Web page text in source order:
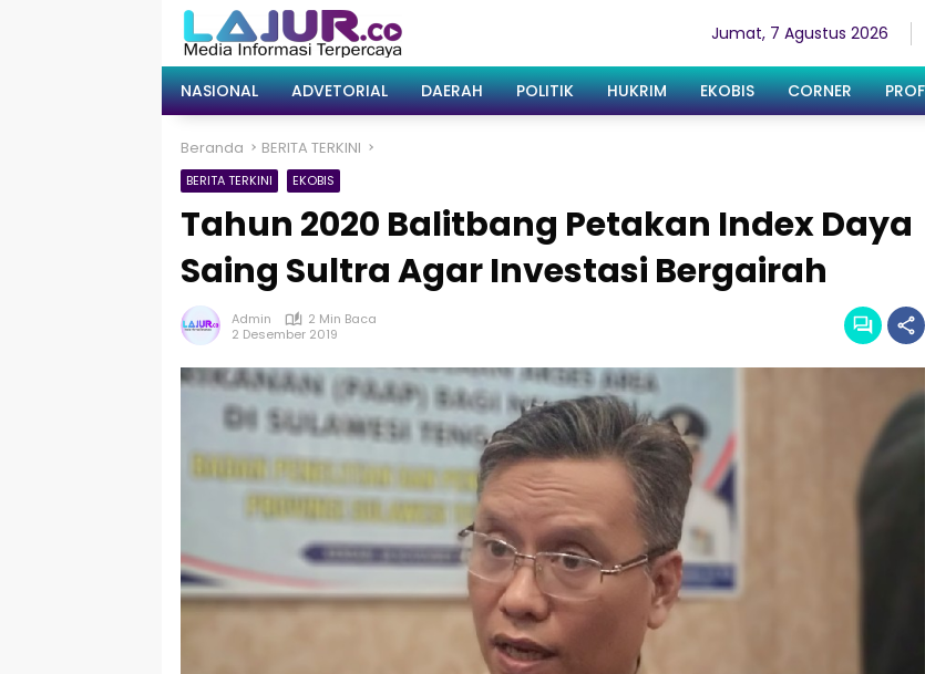
Jumat, 7 Agustus 2026
NASIONAL ADVETORIAL DAERAH POLITIK HUKRIM EKOBIS CORNER
Beranda BERITA TERKINI
BERITA TERKINI EKOBIS
Tahun 2020 Balitbang Petakan Index Daya
Saing Sultra Agar Investasi Bergairah
Admin
2 Min Baca
2 Desember 2019